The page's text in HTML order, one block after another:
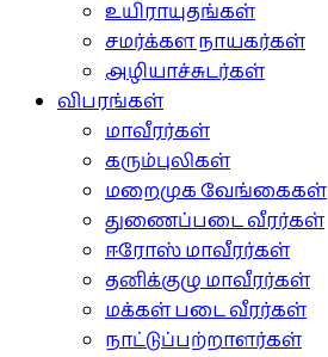
உயிராயுதங்கள்
சமர்க்கள நாயகர்கள்
அழியாச்சுடர்கள்
விபரங்கள்
மாவீரர்கள்
கரும்புலிகள்
மறைமுக வேங்கைகள்
துணைப்படை வீரர்கள்
ஈரோஸ் மாவீரர்கள்
தனிக்குழு மாவீரர்கள்
மக்கள் படை வீரர்கள்
நாட்டுப்பற்றாளர்கள்